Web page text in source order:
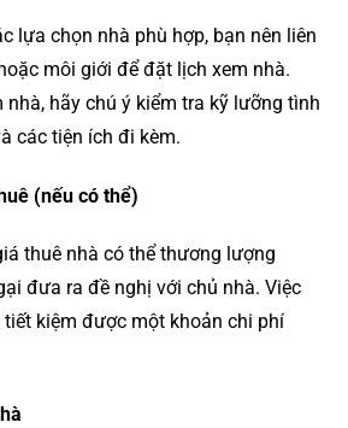
lựa chọn nhà phù hợp, bạn nên liên
môi giới để đặt lịch xem nhà.
nhà, hãy chú ý kiểm tra kỹ lưỡng tình
các tiện ích đi kèm.
(nếu có thể)
thuê nhà có thể thương lượng
đưa ra đề nghị với chủ nhà. Việc
tiết kiệm được một khoản chi phí